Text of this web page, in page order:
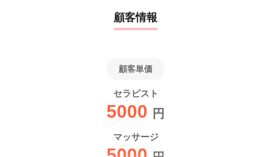
顧客情報
顧客単価
セラピスト
5000 円
マッサージ